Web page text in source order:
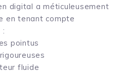
digital a méticuleusement
en tenant compte
:
pointus
fluide